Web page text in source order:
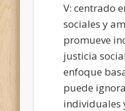
V: centrado
sociales y
promueve
justicia
enfoque
puede
individuales